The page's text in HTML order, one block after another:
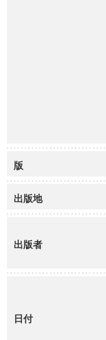
版
出版地
出版者
日付